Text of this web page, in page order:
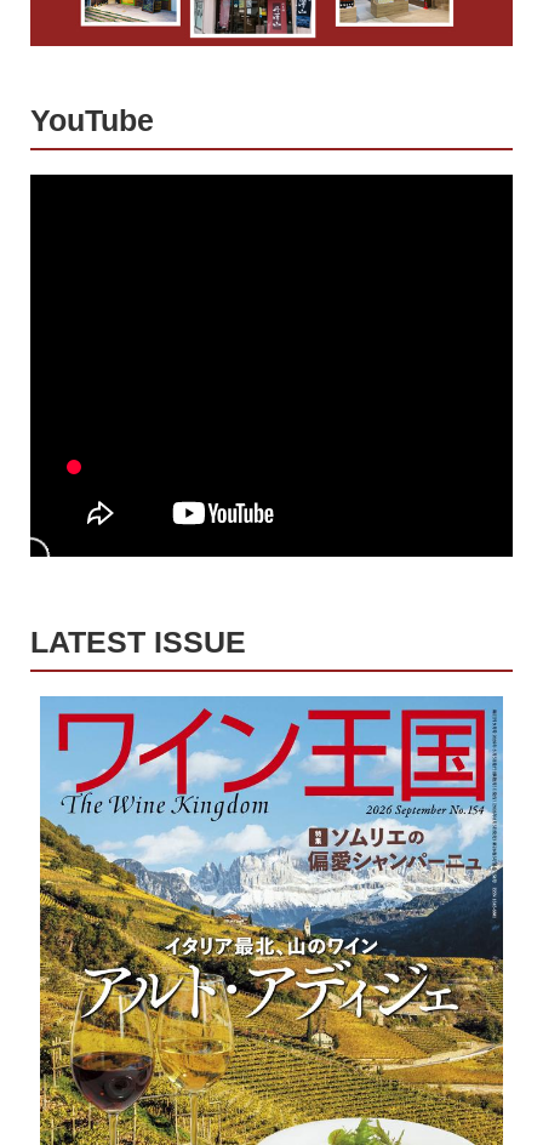
YouTube
LATEST ISSUE